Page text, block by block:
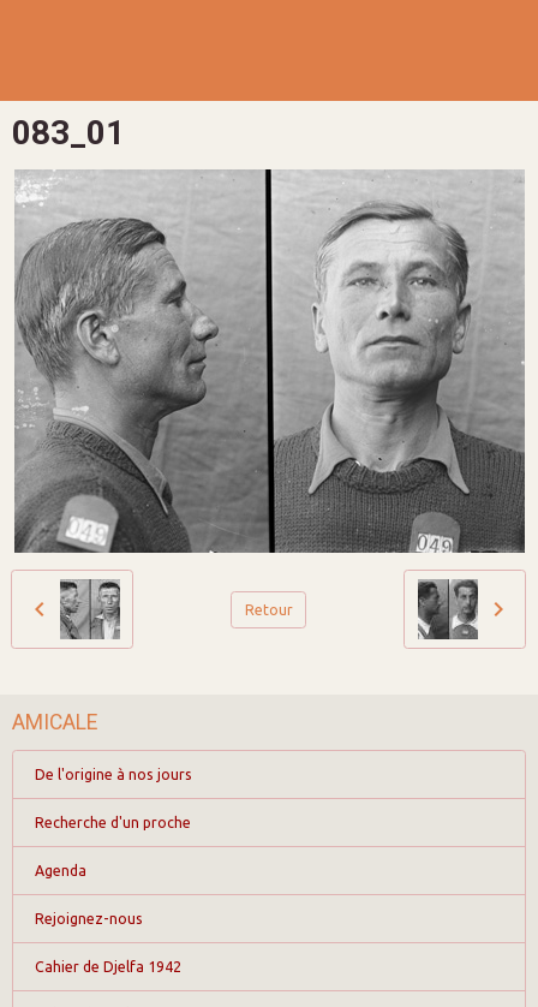
083_01
Retour
AMICALE
De l'origine à nos jours
Recherche d'un proche
Agenda
Rejoignez-nous
Cahier de Djelfa 1942